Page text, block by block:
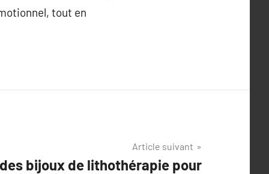
tout en
Article suivant
bijoux de lithothérapie pour